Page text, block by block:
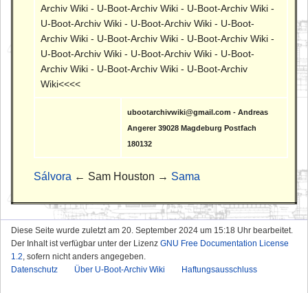
Archiv Wiki - U-Boot-Archiv Wiki - U-Boot-Archiv Wiki -
U-Boot-Archiv Wiki - U-Boot-Archiv Wiki - U-Boot-
Archiv Wiki - U-Boot-Archiv Wiki - U-Boot-Archiv Wiki -
U-Boot-Archiv Wiki - U-Boot-Archiv Wiki - U-Boot-
Archiv Wiki - U-Boot-Archiv Wiki - U-Boot-Archiv
Wiki<<<<
ubootarchivwiki@gmail.com - Andreas
Angerer 39028 Magdeburg Postfach
180132
Sálvora ← Sam Houston → Sama
Diese Seite wurde zuletzt am 20. September 2024 um 15:18 Uhr bearbeitet.
Der Inhalt ist verfügbar unter der Lizenz GNU Free Documentation License
1.2, sofern nicht anders angegeben.
Datenschutz
Über U-Boot-Archiv Wiki Haftungsausschluss